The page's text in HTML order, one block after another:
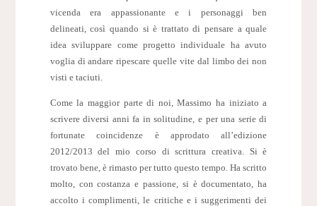
vicenda era appassionante e i personaggi ben
delineati, così quando si è trattato di pensare a quale
idea sviluppare come progetto individuale ha avuto
voglia di andare ripescare quelle vite dal limbo dei non
visti e taciuti.
Come la maggior parte di noi, Massimo ha iniziato a
scrivere diversi anni fa in solitudine, e per una serie di
fortunate coincidenze è approdato all’edizione
2012/2013 del mio corso di scrittura creativa. Si è
trovato bene, è rimasto per tutto questo tempo. Ha scritto
molto, con costanza e passione, si è documentato, ha
accolto i complimenti, le critiche e i suggerimenti dei